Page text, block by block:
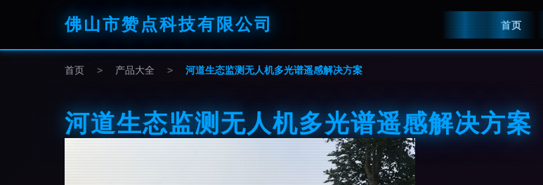
佛山市赞点科技有限公司 首页
首页 > 产品大全 > 河道生态监测无人机多光谱遥感解决方案
河道生态监测无人机多光谱遥感解决方案